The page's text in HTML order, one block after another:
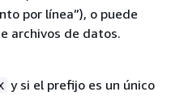
por línea”), o puede
archivos de datos.
y si el prefijo es un único